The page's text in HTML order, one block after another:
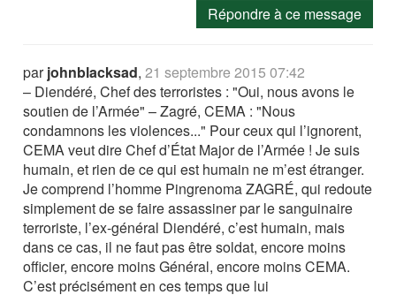
Répondre à ce message
parjohnblacksad,21 septembre 2015 07:42
– Diendéré, Chef des terroristes : "Oui, nous avons le
soutien de l’Armée" – Zagré, CEMA : "Nous
condamnons les violences..." Pour ceux qui l’ignorent,
CEMA veut dire Chef d’État Major de l’Armée ! Je suis
humain, et rien de ce qui est humain ne m’est étranger.
Je comprend l’homme Pingrenoma ZAGRÉ, qui redoute
simplement de se faire assassiner par le sanguinaire
terroriste, l’ex-général Diendéré, c’est humain, mais
dans ce cas, il ne faut pas être soldat, encore moins
officier, encore moins Général, encore moins CEMA.
C’est précisément en ces temps que lui